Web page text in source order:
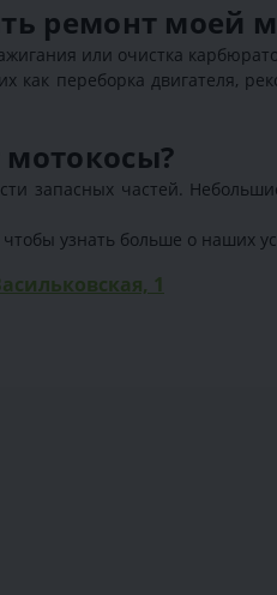
ремонт моей
или очистка
как переборка двигателя,
запасных частей.
узнать больше о наших
1